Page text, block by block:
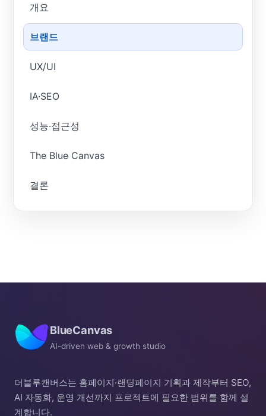
개요
브랜드
UX/UI
IA·SEO
성능·접근성
The Blue Canvas
결론
BlueCanvas
AI-driven web & growth studio
더블루캔버스는 홈페이지·랜딩페이지 기획과 제작부터 SEO,
AI 자동화, 운영 개선까지 프로젝트에 필요한 범위를 함께 설
계합니다.